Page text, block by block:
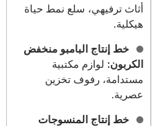
أثاث ترفيهي، سلع نمط حياة
هيكلية.
خط إنتاج البامبو منخفض
الكربون: لوازم مكتبية
مستدامة، رفوف تخزين
عصرية.
خط إنتاج المنسوجات